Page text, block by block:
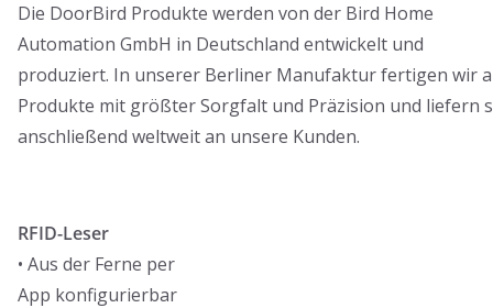
Die DoorBird Produkte werden von der Bird Home
Automation GmbH in Deutschland entwickelt und
produziert. In unserer Berliner Manufaktur fertigen wir
Produkte mit größter Sorgfalt und Präzision und liefern
anschließend weltweit an unsere Kunden.
RFID-Leser
• Aus der Ferne per
App konfigurierbar